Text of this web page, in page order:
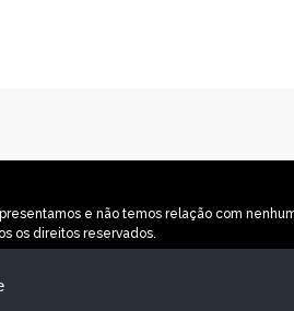
e não temos relação com
os direitos reservados.